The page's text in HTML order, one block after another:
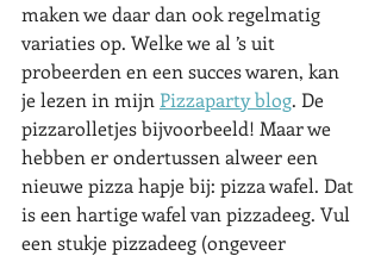
maken we daar dan ook regelmatig
variaties op. Welke we al ’s uit
probeerden en een succes waren, kan
je lezen in mijn Pizzaparty blog. De
pizzarolletjes bijvoorbeeld! Maar we
hebben er ondertussen alweer een
nieuwe pizza hapje bij: pizza wafel. Dat
is een hartige wafel van pizzadeeg. Vul
een stukje pizzadeeg (ongeveer